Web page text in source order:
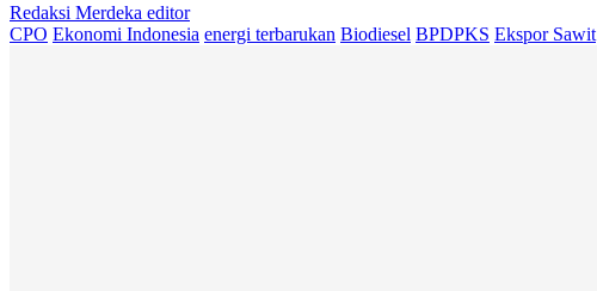
Redaksi Merdeka editor
CPO Ekonomi Indonesia energi terbarukan Biodiesel BPDPKS Ekspor Sawit